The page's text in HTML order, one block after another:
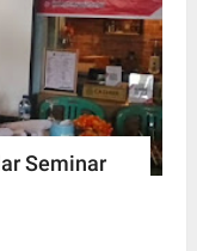
Seminar